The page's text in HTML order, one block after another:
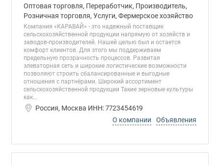
Оптовая торговля, Переработчик, Производитель,
Розничная торговля, Услуги, Фермерское хозяйство
Компания «КАРАВАЙ» - это надежный поставщик
сельскохозяйственной продукции напрямую от хозяйств и
заводов-производителей. Нашей целью был и остается
комфорт клиентов. Для этого мы поддерживаем
предельную прозрачность процессов. Развитая
элеваторная сеть и широкие логистические возможности
позволяют строить сбалансированные и выгодные
отношения с партнёрами. Широкий ассортимент
сельскохозяйственной продукции Такие зерновые культуры
как...
Россия, Москва ИНН: 7723454619
О компании
Объявления